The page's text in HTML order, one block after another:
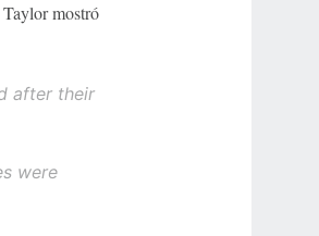
mostró
after their
were